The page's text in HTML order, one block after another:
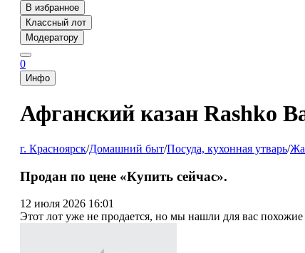
В избранное
Классный лот
Модератору
0
Инфо
Афганский казан Rashko
г. Красноярск/Домашний быт/Посуда, кухонная утварь/
Продан по цене «Купить сейчас».
12 июля 2026 16:01
Этот лот уже не продается, но мы нашли для вас похожие